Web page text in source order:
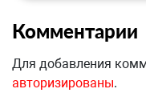
Комментарии
Для добавления
авторизированы.